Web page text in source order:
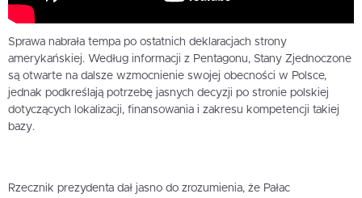
Sprawa nabrała tempa po ostatnich deklaracjach strony
amerykańskiej. Według informacji z Pentagonu, Stany Zjednoczone
są otwarte na dalsze wzmocnienie swojej obecności w Polsce,
jednak podkreślają potrzebę jasnych decyzji po stronie polskiej
dotyczących lokalizacji, finansowania i zakresu kompetencji takiej
bazy.
Rzecznik prezydenta dał jasno do zrozumienia, że Pałac